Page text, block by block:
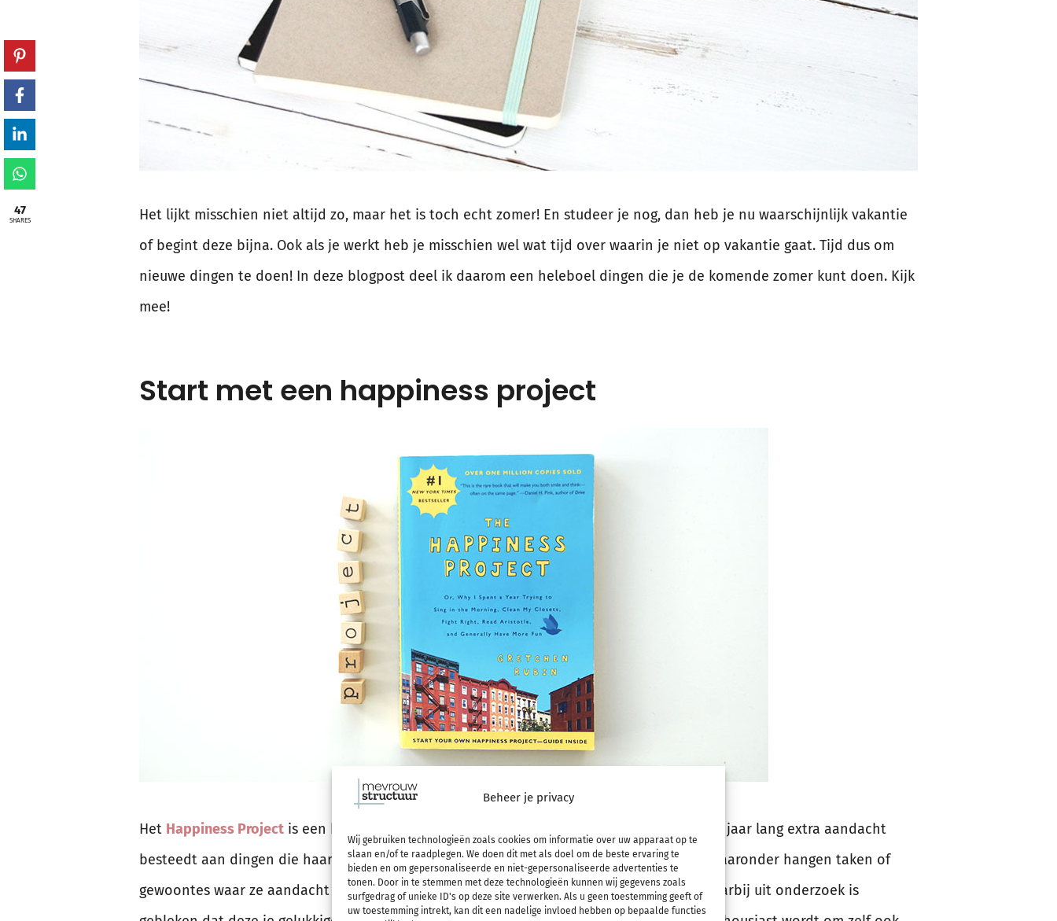
Beheer je privacy
Wij gebruiken technologieën zoals cookies om informatie over uw apparaat op te
slaan en/of te raadplegen. We doen dit met als doel om de beste ervaring te
bieden en om gepersonaliseerde en niet-gepersonaliseerde advertenties te
tonen. Door in te stemmen met deze technologieën kunnen wij gegevens zoals
surfgedrag of unieke ID's op deze site verwerken. Als u geen toestemming geeft of
uw toestemming intrekt, kan dit een nadelige invloed hebben op bepaalde functies
Het lijkt misschien niet altijd zo, maar het is toch echt zomer! En studeer je nog, dan heb je nu waarschijnlijk vakantie
of begint deze bijna. Ook als je werkt heb je misschien wel wat tijd over waarin je niet op vakantie gaat. Tijd dus om
nieuwe dingen te doen! In deze blogpost deel ik daarom een heleboel dingen die je de komende zomer kunt doen. Kijk
mee!
Start met een happiness project
Het Happiness Project is een boek waarin Gretchen Rubin een project doet waarin ze een jaar lang extra aandacht
besteedt aan dingen die haar gelukkig maken. Elke maand staat een thema centraal en daaronder hangen taken of
gewoontes waar ze aandacht aan besteedt. En niet zomaar dingen, maar veelal zaken waarbij uit onderzoek is
47
SHARES